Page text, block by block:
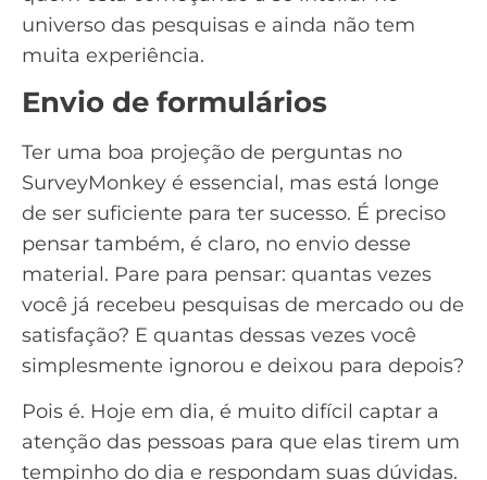
universo das pesquisas e ainda não tem
muita experiência.
Envio de formulários
Ter uma boa projeção de perguntas no
SurveyMonkey é essencial, mas está longe
de ser suficiente para ter sucesso. É preciso
pensar também, é claro, no envio desse
material. Pare para pensar: quantas vezes
você já recebeu pesquisas de mercado ou de
satisfação? E quantas dessas vezes você
simplesmente ignorou e deixou para depois?
Pois é. Hoje em dia, é muito difícil captar a
atenção das pessoas para que elas tirem um
tempinho do dia e respondam suas dúvidas.